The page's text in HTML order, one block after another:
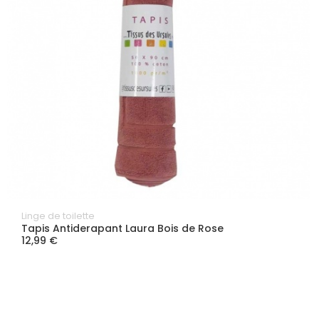
Linge de toilette
Tapis Antiderapant Laura Bois de Rose
12,99 €